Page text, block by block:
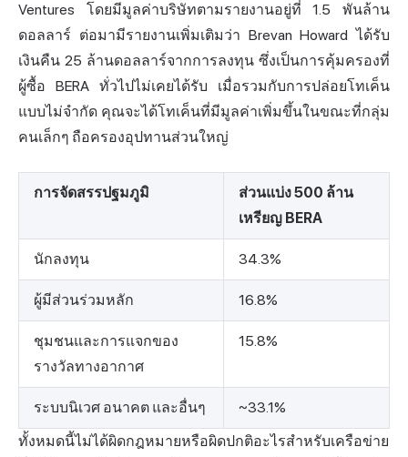
Ventures โดยมีมูลค่าบริษัทตามรายงานอยู่ที่ 1.5 พันล้าน
ดอลลาร์ ต่อมามีรายงานเพิ่มเติมว่า Brevan Howard ได้รับ
เงินคืน 25 ล้านดอลลาร์จากการลงทุน ซึ่งเป็นการคุ้มครองที่
ผู้ซื้อ BERA ทั่วไปไม่เคยได้รับ เมื่อรวมกับการปล่อยโทเค็น
แบบไม่จำกัด คุณจะได้โทเค็นที่มีมูลค่าเพิ่มขึ้นในขณะที่กลุ่ม
คนเล็กๆ ถือครองอุปทานส่วนใหญ่
การจัดสรรปฐมภูมิ
ส่วนแบ่ง 500 ล้าน
เหรียญ BERA
นักลงทุน 34.3%
ผู้มีส่วนร่วมหลัก 16.8%
ชุมชนและการแจกของ
รางวัลทางอากาศ
15.8%
ระบบนิเวศ อนาคต และอื่นๆ
~33.1%
ทั้งหมดนี้ไม่ได้ผิดกฎหมายหรือผิดปกติอะไรสำหรับเครือข่าย